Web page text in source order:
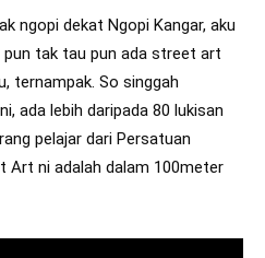
ngopi dekat Ngopi Kangar, aku
pun tak tau pun ada street art
ternampak. So singgah
ada lebih daripada 80 lukisan
pelajar dari Persatuan
Art ni adalah dalam 100meter